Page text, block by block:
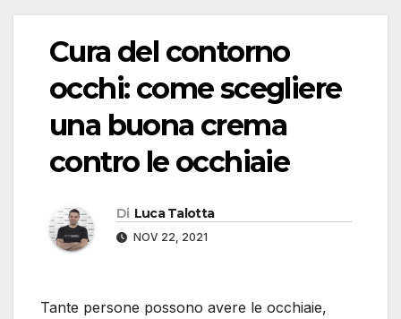
Cura del contorno
occhi: come scegliere
una buona crema
contro le occhiaie
Di Luca Talotta
NOV 22, 2021
Tante persone possono avere le occhiaie,